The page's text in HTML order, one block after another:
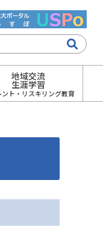
地域交流
生涯学習
ント・リスキリング教育